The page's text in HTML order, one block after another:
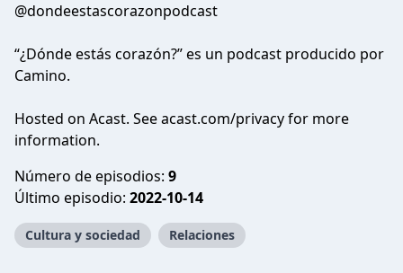
@dondeestascorazonpodcast
“¿Dónde estás corazón?” es un podcast producido por
Camino.
Hosted on Acast. Seeacast.com/privacyfor more
information.
Número de episodios: 9
Último episodio: 2022-10-14
Cultura y sociedad Relaciones